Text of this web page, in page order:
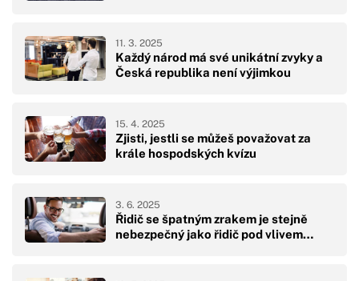
Každý národ má své unikátní zvyky a
Česká republika není výjimkou
11. 3. 2025
Zjisti, jestli se můžeš považovat za
krále hospodských kvízu
15. 4. 2025
Řidič se špatným zrakem je stejně
nebezpečný jako řidič pod vlivem…
3. 6. 2025